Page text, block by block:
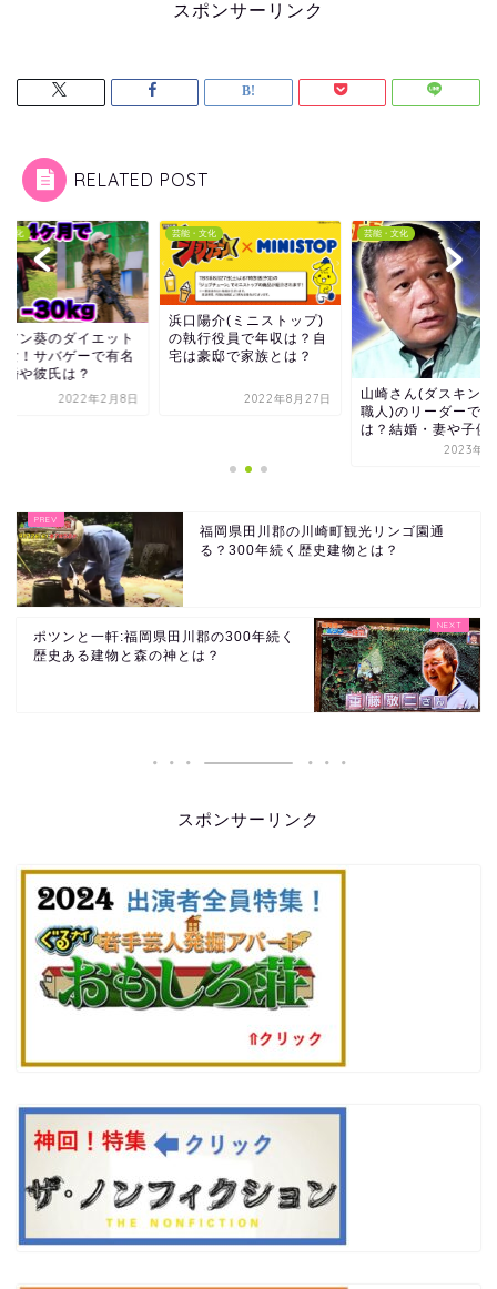
スポンサーリンク
RELATED POST
文化
アン葵のダイエット
女！サバゲーで有名
婚や彼氏は？
2022年2月8日
芸能・文化
浜口陽介(ミニストップ)
の執行役員で年収は？自
宅は豪邸で家族とは？
2022年8月27日
芸能・文化
山崎さん(ダスキン
職人)のリーダーで
は？結婚・妻や子供
2023年8
福岡県田川郡の川崎町観光リンゴ園通
る？300年続く歴史建物とは？
ポツンと一軒:福岡県田川郡の300年続く
歴史ある建物と森の神とは？
スポンサーリンク